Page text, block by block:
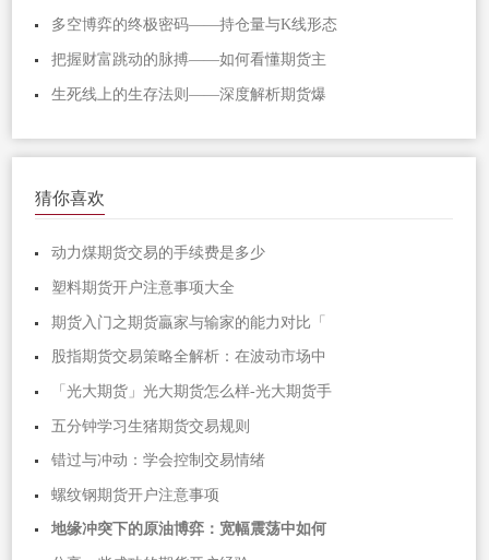
多空博弈的终极密码——持仓量与K线形态
把握财富跳动的脉搏——如何看懂期货主
生死线上的生存法则——深度解析期货爆
猜你喜欢
动力煤期货交易的手续费是多少
塑料期货开户注意事项大全
期货入门之期货贏家与输家的能力对比「
股指期货交易策略全解析：在波动市场中
「光大期货」光大期货怎么样-光大期货手
五分钟学习生猪期货交易规则
错过与冲动：学会控制交易情绪
螺纹钢期货开户注意事项
地缘冲突下的原油博弈：宽幅震荡中如何